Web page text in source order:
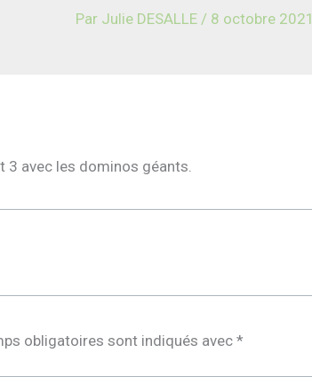
Par Julie DESALLE / 8 octobre 2021
3 avec les dominos géants.
obligatoires sont indiqués avec *